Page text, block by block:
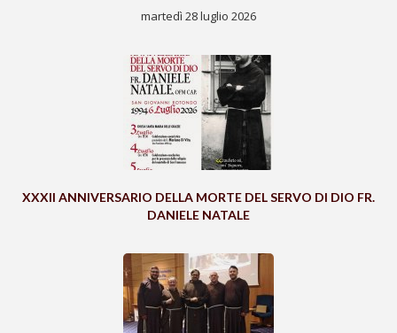
martedì 28 luglio 2026
XXXII ANNIVERSARIO DELLA MORTE DEL SERVO DI DIO FR.
DANIELE NATALE